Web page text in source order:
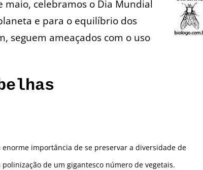
maio, celebramos o Dia Mundial
e para o equilíbrio dos
seguem ameaçados com o uso
importância de se preservar a diversidade de
de um gigantesco número de vegetais.